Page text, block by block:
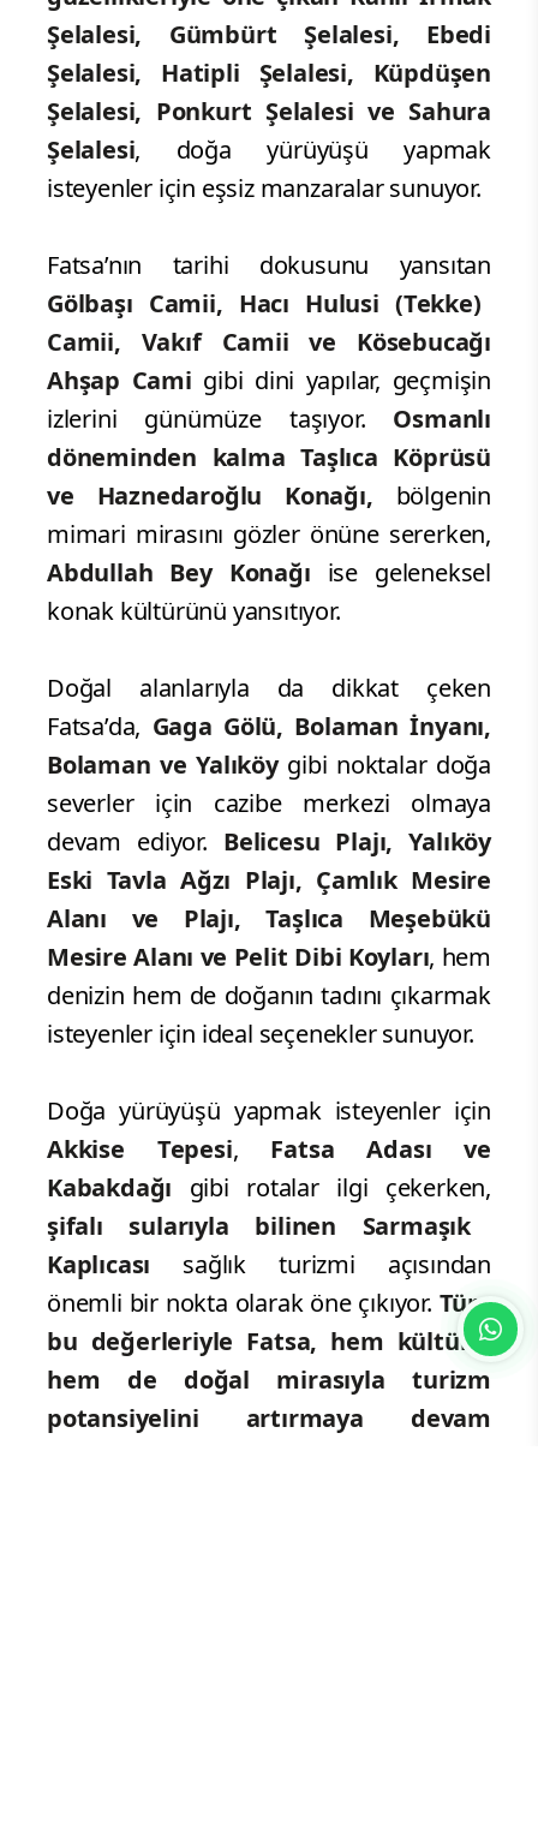
Şelalesi, Gümbürt Şelalesi, Ebedi
Şelalesi, Hatipli Şelalesi, Küpdüşen
Şelalesi, Ponkurt Şelalesi ve Sahura
Şelalesi, doğa yürüyüşü yapmak
isteyenler için eşsiz manzaralar sunuyor.
Fatsa’nın tarihi dokusunu yansıtan
Gölbaşı Camii, Hacı Hulusi (Tekke)
Camii, Vakıf Camii ve Kösebucağı
Ahşap Cami gibi dini yapılar, geçmişin
izlerini günümüze taşıyor. Osmanlı
döneminden kalma Taşlıca Köprüsü
ve Haznedaroğlu Konağı, bölgenin
mimari mirasını gözler önüne sererken,
Abdullah Bey Konağı ise geleneksel
konak kültürünü yansıtıyor.
Doğal alanlarıyla da dikkat çeken
Fatsa’da, Gaga Gölü, Bolaman İnyanı,
Bolaman ve Yalıköy gibi noktalar doğa
severler için cazibe merkezi olmaya
devam ediyor. Belicesu Plajı, Yalıköy
Eski Tavla Ağzı Plajı, Çamlık Mesire
Alanı ve Plajı, Taşlıca Meşebükü
Mesire Alanı ve Pelit Dibi Koyları, hem
denizin hem de doğanın tadını çıkarmak
isteyenler için ideal seçenekler sunuyor.
Doğa yürüyüşü yapmak isteyenler için
Akkise Tepesi, Fatsa Adası ve
Kabakdağı gibi rotalar ilgi çekerken,
şifalı sularıyla bilinen Sarmaşık
Kaplıcası sağlık turizmi açısından
önemli bir nokta olarak öne çıkıyor. Tüm
bu değerleriyle Fatsa, hem kültürel
hem de doğal mirasıyla turizm
potansiyelini artırmaya devam